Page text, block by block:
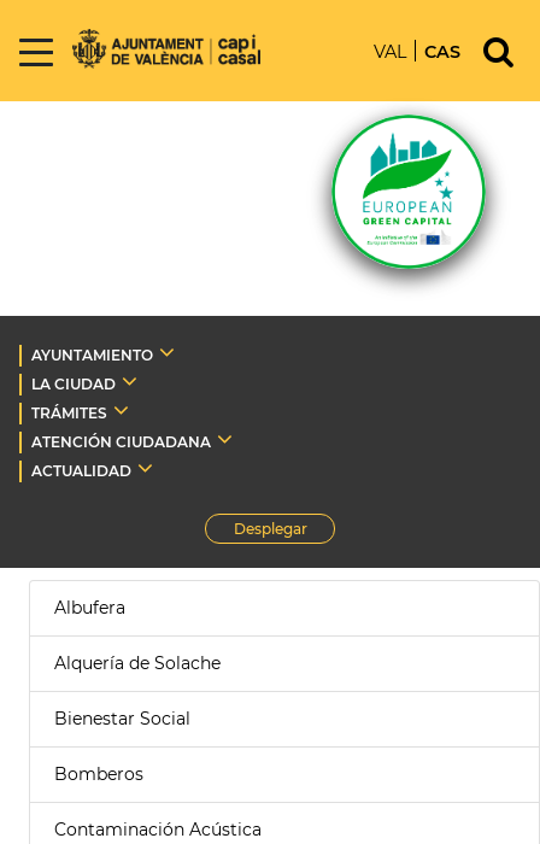
VAL CAS
AYUNTAMIENTO
LA CIUDAD
TRÁMITES
ATENCIÓN CIUDADANA
ACTUALIDAD
Desplegar
Albufera
Alquería de Solache
Bienestar Social
Bomberos
Contaminación Acústica